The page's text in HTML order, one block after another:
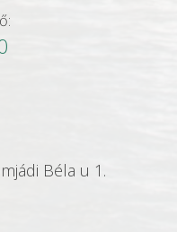
Béla u 1.